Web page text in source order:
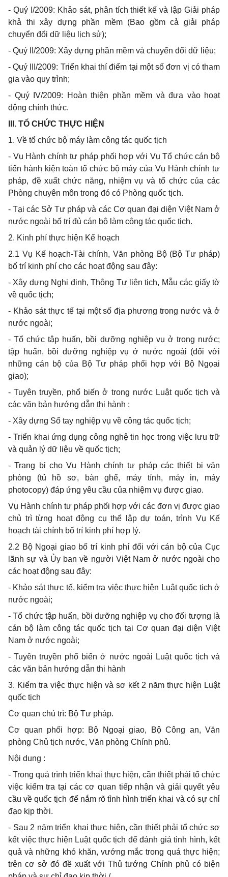
- Quý I/2009: Khảo sát, phân tích thiết kế và lập Giải pháp
khả thi xây dựng phần mềm (Bao gồm cả giải pháp
chuyển đổi dữ liệu lịch sử);
- Quý II/2009: Xây dựng phần mềm và chuyển đổi dữ liệu;
- Quý III/2009: Triển khai thí điểm tại một số đơn vị có tham
gia vào quy trình;
- Quý IV/2009: Hoàn thiện phần mềm và đưa vào hoạt
động chính thức.
III. TỔ CHỨC THỰC HIỆN
1. Về tổ chức bộ máy làm công tác quốc tịch
- Vụ Hành chính tư pháp phối hợp với Vụ Tổ chức cán bộ
tiến hành kiện toàn tổ chức bộ máy của Vụ Hành chính tư
pháp, đề xuất chức năng, nhiệm vụ và tổ chức của các
Phòng chuyên môn trong đó có Phòng quốc tịch.
- Tại các Sở Tư pháp và các Cơ quan đại diện Việt Nam ở
nước ngoài bố trí đủ cán bộ làm công tác quốc tịch.
2. Kinh phí thực hiện Kế hoạch
2.1 Vụ Kế hoạch-Tài chính, Văn phòng Bộ (Bộ Tư pháp)
bố trí kinh phí cho các hoạt động sau đây:
- Xây dựng Nghị định, Thông Tư liên tịch, Mẫu các giấy tờ
về quốc tịch;
- Khảo sát thực tế tại một số địa phương trong nước và ở
nước ngoài;
- Tổ chức tập huấn, bồi dưỡng nghiệp vụ ở trong nước;
tập huấn, bồi dưỡng nghiệp vụ ở nước ngoài (đối với
những cán bộ của Bộ Tư pháp phối hợp với Bộ Ngọai
giao);
- Tuyên truyền, phổ biến ở trong nước Luật quốc tịch và
các văn bản hướng dẫn thi hành ;
- Xây dựng Sổ tay nghiệp vụ về công tác quốc tịch;
- Triển khai ứng dụng công nghệ tin học trong việc lưu trữ
và quản lý dữ liệu về quốc tịch;
- Trang bị cho Vụ Hành chính tư pháp các thiết bị văn
phòng (tủ hồ sơ, bàn ghế, máy tính, máy in, máy
photocopy) đáp ứng yêu cầu của nhiệm vụ được giao.
Vụ Hành chính tư pháp phối hợp với các đơn vị được giao
chủ trì từng hoạt động cụ thể lập dự toán, trình Vụ Kế
hoạch tài chính bố trí kinh phí hợp lý.
2.2 Bộ Ngoại giao bố trí kinh phí đối với cán bộ của Cục
lãnh sự và Ủy ban về người Việt Nam ở nước ngoài cho
các hoạt động sau đây:
- Khảo sát thực tế, kiểm tra việc thực hiện Luật quốc tịch ở
nước ngoài;
- Tổ chức tập huấn, bồi dưỡng nghiệp vụ cho đối tượng là
cán bộ làm công tác quốc tịch tại Cơ quan đại diện Việt
Nam ở nước ngoài;
- Tuyên truyền phổ biến ở nước ngoài Luật quốc tịch và
các văn bản hướng dẫn thi hành
3. Kiểm tra việc thực hiện và sơ kết 2 năm thực hiện Luật
quốc tịch
Cơ quan chủ trì: Bộ Tư pháp.
Cơ quan phối hợp: Bộ Ngoại giao, Bộ Công an, Văn
phòng Chủ tịch nước, Văn phòng Chính phủ.
Nội dung :
- Trong quá trình triển khai thực hiện, cần thiết phải tổ chức
việc kiểm tra tại các cơ quan tiếp nhận và giải quyết yêu
cầu về quốc tịch để nắm rõ tình hình triển khai và có sự chỉ
đạo kịp thời.
- Sau 2 năm triển khai thực hiện, cần thiết phải tổ chức sơ
kết việc thực hiện Luật quốc tịch để đánh giá tình hình, kết
quả và những khó khăn, vướng mắc trong quá thực hiện;
trên cơ sở đó đề xuất với Thủ tướng Chính phủ có biện